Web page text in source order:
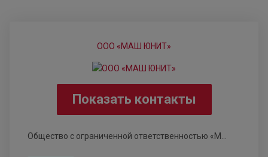
ООО «МАШ ЮНИТ»
Показать контакты
Общество с ограниченной ответственностью «М...